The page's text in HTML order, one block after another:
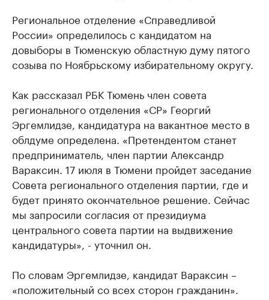
Региональное отделение «Справедливой
России» определилось с кандидатом на
довыборы в Тюменскую областную думу пятого
созыва по Ноябрьскому избирательному округу.
Как рассказал РБК Тюмень член совета
регионального отделения «СР» Георгий
Эргемлидзе, кандидатура на вакантное место в
облдуме определена. «Претендентом станет
предприниматель, член партии Александр
Вараксин. 17 июля в Тюмени пройдет заседание
Совета регионального отделения партии, где и
будет принято окончательное решение. Сейчас
мы запросили согласия от президиума
центрального совета партии на выдвижение
кандидатуры», - уточнил он.
По словам Эргемлидзе, кандидат Вараксин –
«положительный со всех сторон гражданин».